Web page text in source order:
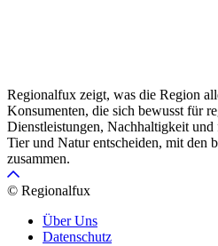
Regionalfux zeigt, was die Region
Konsumenten, die sich bewusst für
Dienstleistungen, Nachhaltigkeit
Tier und Natur entscheiden, mit den
zusammen.
© Regionalfux
Über Uns
Datenschutz